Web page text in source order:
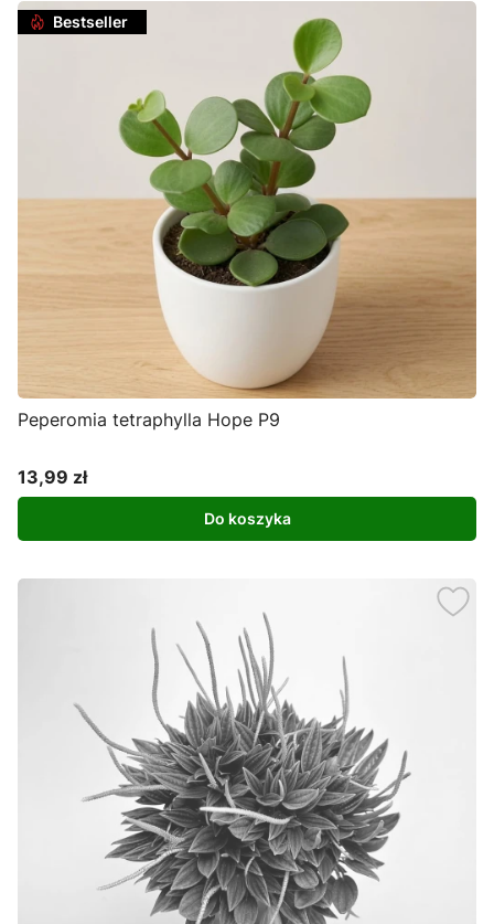
Bestseller
Peperomia tetraphylla Hope P9
Cena
13,99 zł
Do koszyka